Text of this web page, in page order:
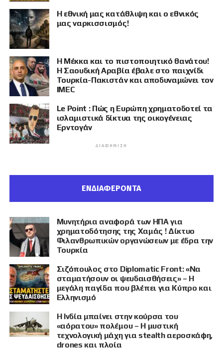
Η εθνική μας κατάθλιψη και ο εθνικός
μας ναρκισσισμός!
Η Μέκκα και το πιστοποιητικό θανάτου!
Η Σαουδική Αραβία έβαλε στο παιχνίδι
Τουρκία-Πακιστάν και αποδυναμώνει τον
IMEC
Le Point : Πώς η Ευρώπη χρηματοδοτεί τα
ισλαμιστικά δίκτυα της οικογένειας
Ερντογάν
ΔΙΑΦΉΜΙΣΗ
ΕΝΔΙΑΦΕΡΟΝΤΑ
Μυνητήρια αναφορά των ΗΠΑ για
χρηματοδότησης της Χαμάς ! Δίκτυο
Φιλανθρωπικών οργανώσεων με έδρα την
Τουρκία
Σιζόπουλος στο Diplomatic Front: «Να
σταματήσουν οι ψευδαισθήσεις» – Η
μεγάλη παγίδα που βλέπει για Κύπρο και
Ελληνισμό
Η Ινδία μπαίνει στην κούρσα του
«αόρατου» πολέμου – Η μυστική
τεχνολογική μάχη για stealth αεροσκάφη,
drones και πλοία